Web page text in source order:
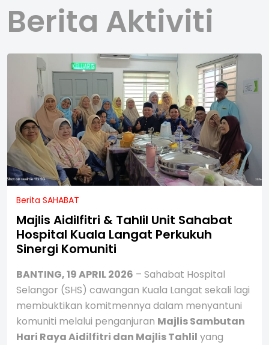
Berita Aktiviti
Berita SAHABAT
Majlis Aidilfitri & Tahlil Unit Sahabat
Hospital Kuala Langat Perkukuh
Sinergi Komuniti
BANTING, 19 APRIL 2026 – Sahabat Hospital
Selangor (SHS) cawangan Kuala Langat sekali lagi
membuktikan komitmennya dalam menyantuni
komuniti melalui penganjuran Majlis Sambutan
Hari Raya Aidilfitri dan Majlis Tahlil yang